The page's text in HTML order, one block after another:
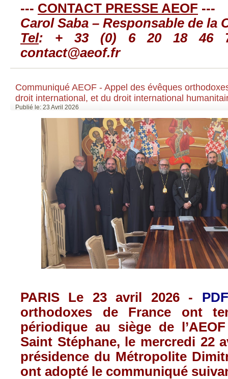
--- CONTACT PRESSE AEOF ---
Carol Saba – Responsable de la
Tel: + 33 (0) 6 20 18
contact@aeof.fr
Communiqué AEOF - Appel des évêques
droit international, et du droit international
Publié le: 23 Avril 2026
PARIS Le 23 avril 2026 -
orthodoxes de France ont
périodique au siège de
Saint Stéphane, le mercredi 22
présidence du Métropolite
ont adopté le communiqué